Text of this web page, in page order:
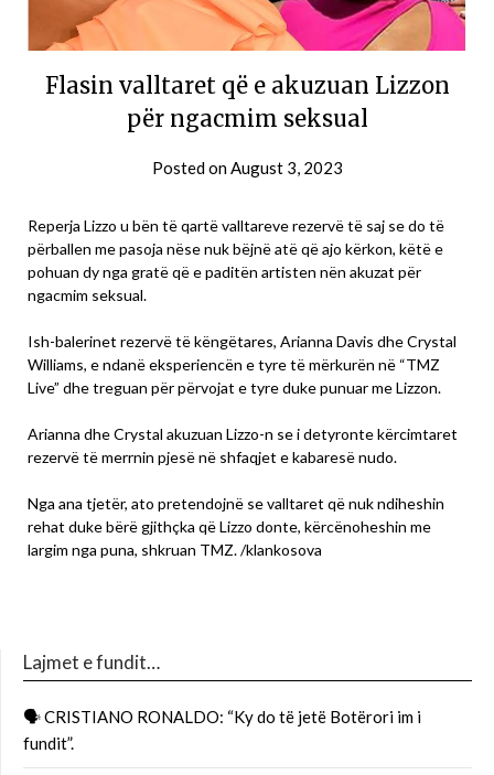
Flasin valltaret që e akuzuan Lizzon
për ngacmim seksual
Posted onAugust 3, 2023
Reperja Lizzo u bën të qartë valltareve rezervë të saj se do të
përballen me pasoja nëse nuk bëjnë atë që ajo kërkon, këtë e
pohuan dy nga gratë që e paditën artisten nën akuzat për
ngacmim seksual.
Ish-balerinet rezervë të këngëtares, Arianna Davis dhe Crystal
Williams, e ndanë eksperiencën e tyre të mërkurën në “TMZ
Live” dhe treguan për përvojat e tyre duke punuar me Lizzon.
Arianna dhe Crystal akuzuan Lizzo-n se i detyronte kërcimtaret
rezervë të merrnin pjesë në shfaqjet e kabaresë nudo.
Nga ana tjetër, ato pretendojnë se valltaret që nuk ndiheshin
rehat duke bërë gjithçka që Lizzo donte, kërcënoheshin me
largim nga puna, shkruan TMZ. /klankosova
Lajmet e fundit…
🗣 CRISTIANO RONALDO: “Ky do të jetë Botërori im i
fundit”.